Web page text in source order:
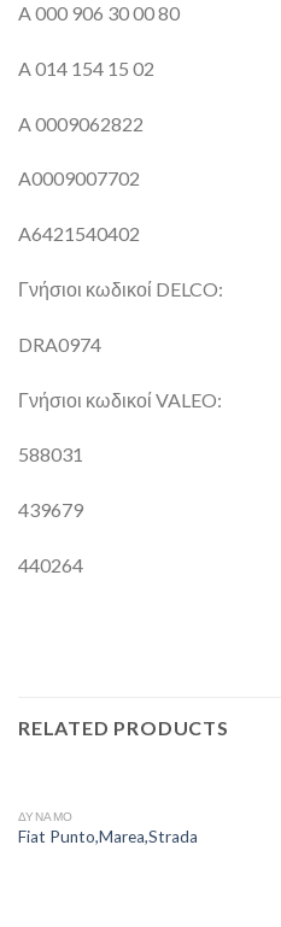
A 000 906 30 00 80
A 014 154 15 02
A 0009062822
A0009007702
A6421540402
Γνήσιοι κωδικοί DELCO:
DRA0974
Γνήσιοι κωδικοί VALEO:
588031
439679
440264
RELATED PRODUCTS
ΔΥΝΑΜΟ
Fiat Punto,Marea,Strada